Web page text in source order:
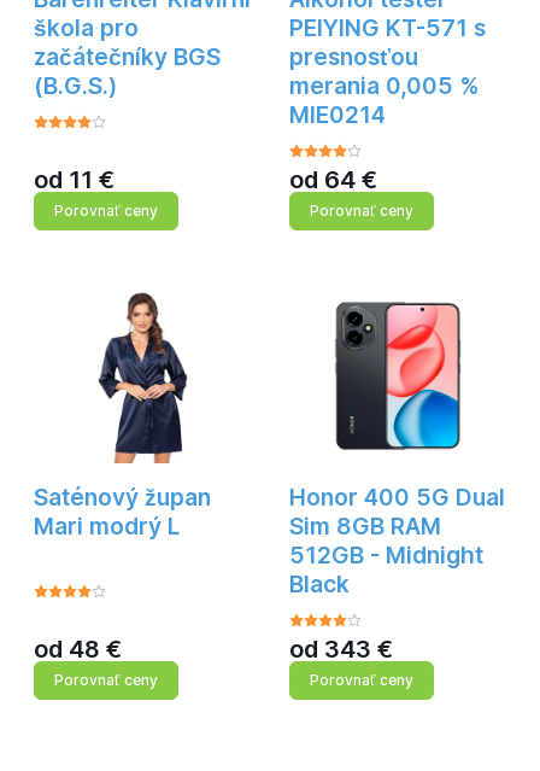
škola pro
začátečníky BGS
(B.G.S.)
od 11 €
Porovnať ceny
PEIYING KT-571 s
presnosťou
merania 0,005 %
MIE0214
od 64 €
Porovnať ceny
Saténový župan
Mari modrý L
od 48 €
Porovnať ceny
Honor 400 5G Dual
Sim 8GB RAM
512GB - Midnight
Black
od 343 €
Porovnať ceny